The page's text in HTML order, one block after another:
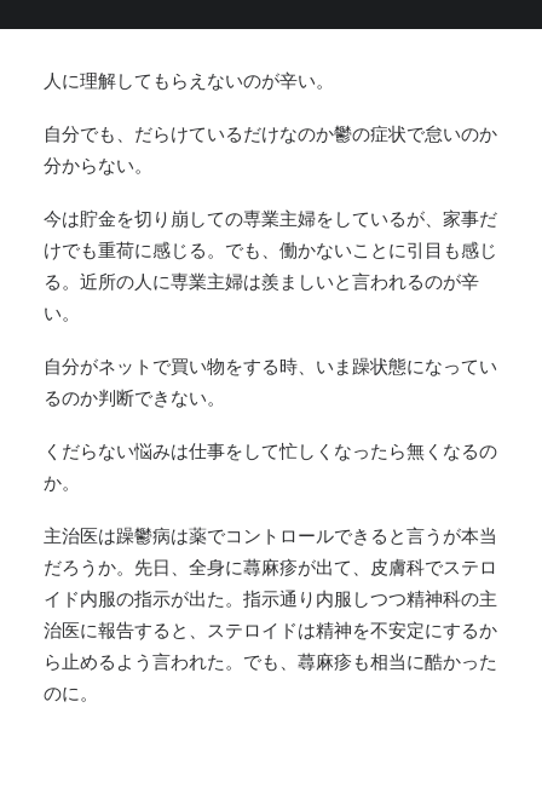
人に理解してもらえないのが辛い。
自分でも、だらけているだけなのか鬱の症状で怠いのか
分からない。
今は貯金を切り崩しての専業主婦をしているが、家事だ
けでも重荷に感じる。でも、働かないことに引目も感じ
る。近所の人に専業主婦は羨ましいと言われるのが辛
い。
自分がネットで買い物をする時、いま躁状態になってい
るのか判断できない。
くだらない悩みは仕事をして忙しくなったら無くなるの
か。
主治医は躁鬱病は薬でコントロールできると言うが本当
だろうか。先日、全身に蕁麻疹が出て、皮膚科でステロ
イド内服の指示が出た。指示通り内服しつつ精神科の主
治医に報告すると、ステロイドは精神を不安定にするか
ら止めるよう言われた。でも、蕁麻疹も相当に酷かった
のに。